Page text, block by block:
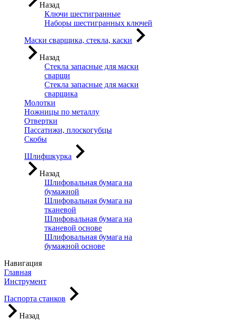
Назад
Ключи шестигранные
Наборы шестигранных ключей
Маски сварщика, стекла, каски
Назад
Стекла запасные для маски
сварщи
Стекла запасные для маски
сварщика
Молотки
Ножницы по металлу
Отвертки
Пассатижи, плоскогубцы
Скобы
Шлифшкурка
Назад
Шлифовальная бумага на
бумажной
Шлифовальная бумага на
тканевой
Шлифовальная бумага на
тканевой основе
Шлифовальная бумага на
бумажной основе
Навигация
Главная
Инструмент
Паспорта станков
Назад